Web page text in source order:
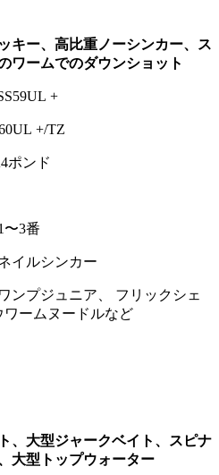
キー、高比重ノーシンカー、ス
ワームでのダウンショット
+
+/TZ
ポンド
3番
イルシンカー
ンプジュニア、 フリックシェ
ワームヌードルなど
、大型ジャークベイト、スピナ
大型トップウォーター